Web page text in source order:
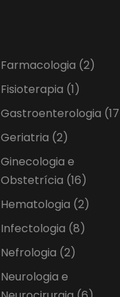
Farmacologia (2)
Fisioterapia (1)
Gastroenterologia
Geriatria (2)
Ginecologia e
Obstetrícia (16)
Hematologia (2)
Infectologia (8)
Nefrologia (2)
Neurologia e